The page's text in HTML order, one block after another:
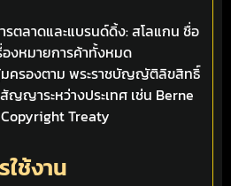
รตลาดและแบรนด์ดิ้ง: สโลแกน ชื่อ
องหมายการค้าทั้งหมด
มครองตาม พระราชบัญญัติลิขสิทธิ์
ญญาระหว่างประเทศ เช่น Berne
Treaty
ช้งาน